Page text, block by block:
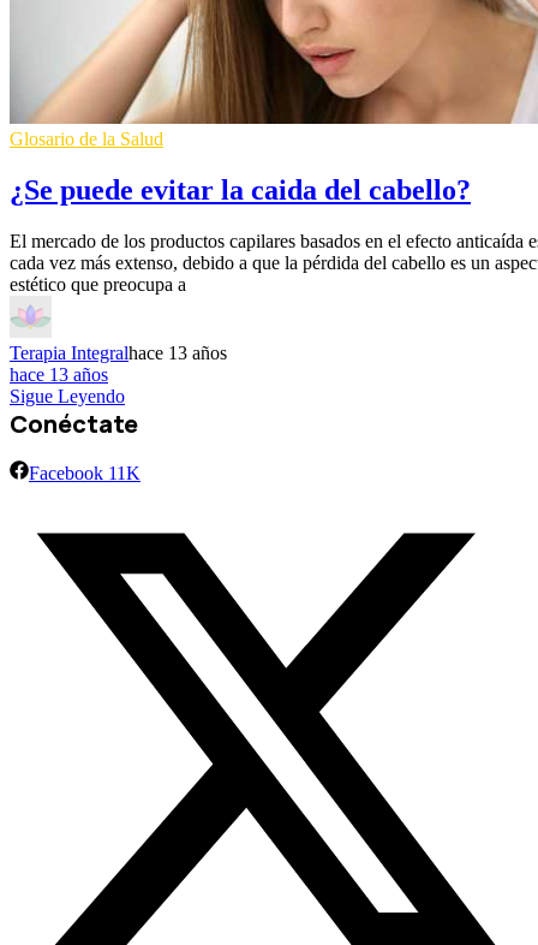
Glosario de la Salud
¿Se puede evitar la caida del cabello?
El mercado de los productos capilares basados en el efecto anticaída
cada vez más extenso, debido a que la pérdida del cabello es un
estético que preocupa a
Terapia Integralhace 13 años
hace 13 años
Sigue Leyendo
Conéctate
Facebook 11K